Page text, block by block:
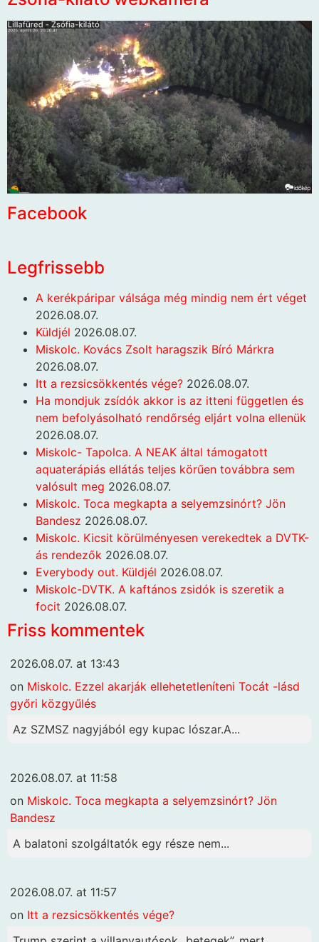
Facebook
Legfrissebb
A kerékpáripar válsága még mindig nem ért véget
2026.08.07.
Küldjél 2026.08.07.
Miskolc. Kovács Zsolt haragszik Bíró Márkra
2026.08.07.
Itt a rezsicsökkentés vége? 2026.08.07.
Ha mondjuk zsídók akkor is az itteni független és
nem befolyásolható rendőrség eljárt volna ellenük
2026.08.07.
Miskolc- Tapolca. A NEAK által támogatott
aquaterápiás ellátás teljes körűen továbbra sem
valósult meg 2026.08.07.
Miskolc. Toca megkapta a selyemzsinórt? Jön
Bandesz 2026.08.07.
Miskolc. Kicsit körülményesen verekedtek a DVTK-
ás rendezők 2026.08.07.
Everybody out. Küldjél 2026.08.07.
Miskolc-DVTK. A kaftános zsidók is szeretik a
focit 2026.08.07.
Friss kommentek
2026.08.07. at 13:43
on Miskolc. Ezzel akarják ellehetetleníteni Tocát -lásd
győri közgyűlés
Az SZMSZ nagyjából egy kupac lószar.A...
2026.08.07. at 11:58
on Miskolc. Toca megkapta a selyemzsinórt? Jön
Bandesz
A balatoni szolgáltatók egy része nem...
2026.08.07. at 11:57
on Itt a rezsicsökkentés vége?